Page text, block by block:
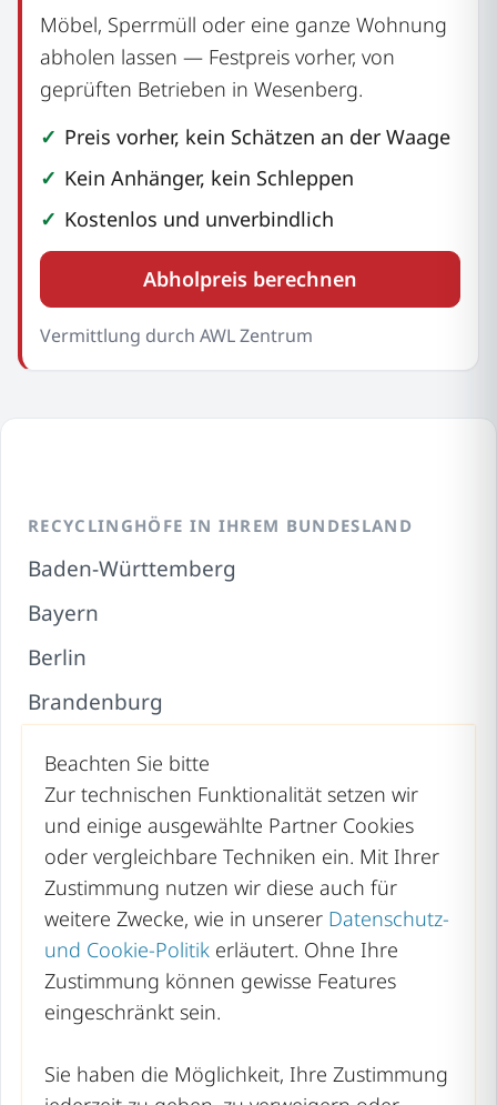
Möbel, Sperrmüll oder eine ganze Wohnung
abholen lassen — Festpreis vorher, von
geprüften Betrieben in Wesenberg.
Preis vorher, kein Schätzen an der Waage
Kein Anhänger, kein Schleppen
Kostenlos und unverbindlich
Abholpreis berechnen
Vermittlung durch AWL Zentrum
RECYCLINGHÖFE IN IHREM BUNDESLAND
Baden-Württemberg
Bayern
Berlin
Brandenburg
Hamburg
Hessen
Mecklenburg-Vorpommern
Niedersachsen
Nordrhein-Westfalen
Rheinland-Pfalz
Beachten Sie bitte
Zur technischen Funktionalität setzen wir
und einige ausgewählte Partner Cookies
oder vergleichbare Techniken ein. Mit Ihrer
Zustimmung nutzen wir diese auch für
weitere Zwecke, wie in unserer Datenschutz-
und Cookie-Politik erläutert. Ohne Ihre
Zustimmung können gewisse Features
eingeschränkt sein.
Sie haben die Möglichkeit, Ihre Zustimmung